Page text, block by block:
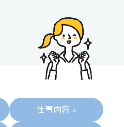
仕事内容 »